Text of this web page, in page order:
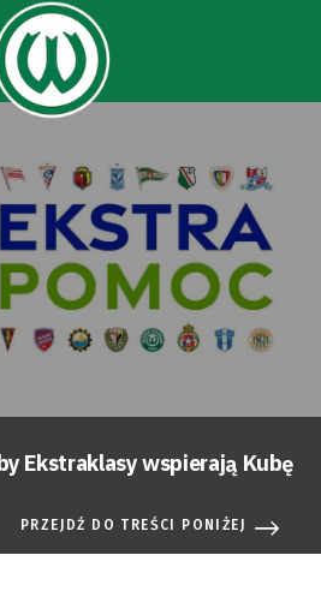
Ekstraklasy wspierają Kubę
PRZEJDŹ DO TREŚCI PONIŻEJ